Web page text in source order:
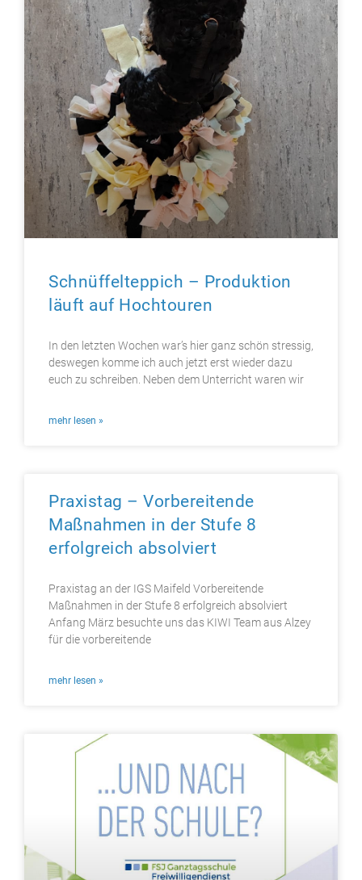
Schnüffelteppich – Produktion
läuft auf Hochtouren
In den letzten Wochen war’s hier ganz schön stressig,
deswegen komme ich auch jetzt erst wieder dazu
euch zu schreiben. Neben dem Unterricht waren wir
mehr lesen »
Praxistag – Vorbereitende
Maßnahmen in der Stufe 8
erfolgreich absolviert
Praxistag an der IGS Maifeld Vorbereitende
Maßnahmen in der Stufe 8 erfolgreich absolviert
Anfang März besuchte uns das KIWI Team aus Alzey
für die vorbereitende
mehr lesen »